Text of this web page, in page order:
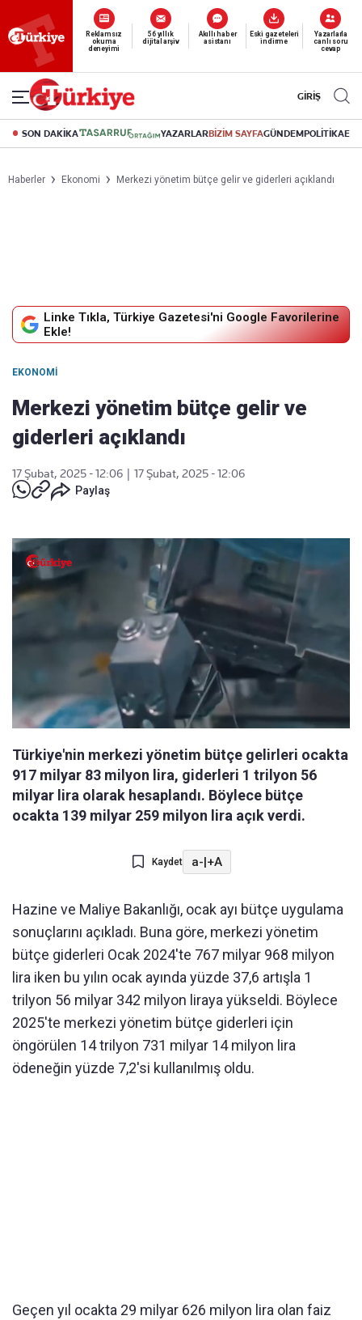
Yeni nesil dijital
abonelik 19 TL’den başlayan fiyatlarla.
GİRİŞ
SON DAKİKA YAZARLARBİZİM SAYFAGÜNDEMPOLİTİKA
Haberler Ekonomi Merkezi yönetim bütçe gelir ve giderleri açıklandı
Linke Tıkla, Türkiye Gazetesi'ni Google Favorilerine
Ekle!
EKONOMI
Merkezi yönetim bütçe gelir ve
giderleri açıklandı
17 Şubat, 2025 - 12:06
17 Şubat, 2025 - 12:06
Paylaş
Türkiye'nin merkezi yönetim bütçe gelirleri ocakta
917 milyar 83 milyon lira, giderleri 1 trilyon 56
milyar lira olarak hesaplandı. Böylece bütçe
ocakta 139 milyar 259 milyon lira açık verdi.
Kaydet a-|+A
Hazine ve Maliye Bakanlığı, ocak ayı bütçe uygulama
sonuçlarını açıkladı. Buna göre, merkezi yönetim
bütçe giderleri Ocak 2024'te 767 milyar 968 milyon
lira iken bu yılın ocak ayında yüzde 37,6 artışla 1
trilyon 56 milyar 342 milyon liraya yükseldi. Böylece
2025'te merkezi yönetim bütçe giderleri için
öngörülen 14 trilyon 731 milyar 14 milyon lira
ödeneğin yüzde 7,2'si kullanılmış oldu.
Geçen yıl ocakta 29 milyar 626 milyon lira olan faiz